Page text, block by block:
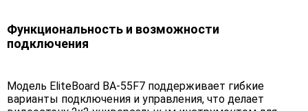
Функциональность и возможности
подключения
Модель EliteBoard BA-55F7 поддерживает гибкие
варианты подключения и управления, что делает